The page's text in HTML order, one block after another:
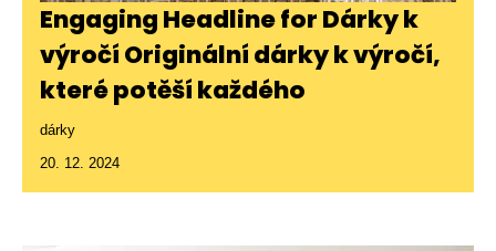
Engaging Headline for Dárky k
výročí Originální dárky k výročí,
které potěší každého
dárky
20. 12. 2024